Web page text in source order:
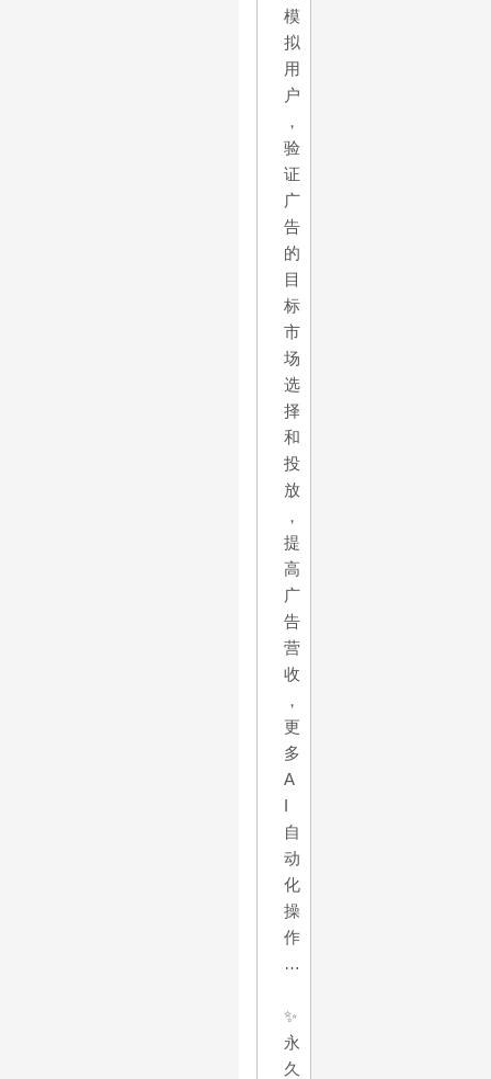
模
拟
用
户
，
验
证
广
告
的
目
标
市
场
选
择
和
投
放
，
提
高
广
告
营
收
，
更
多
A
I
自
动
化
操
作
…
✨
永
久